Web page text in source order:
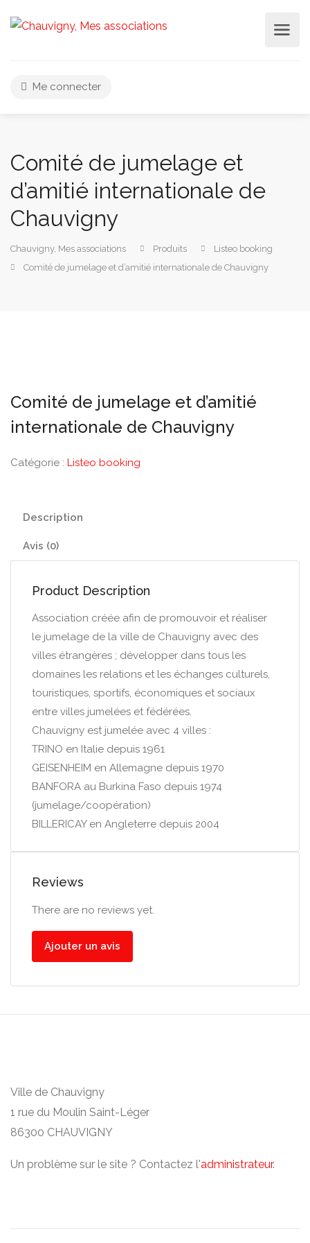
Me connecter
Comité de jumelage et
d’amitié internationale de
Chauvigny
Chauvigny, Mes associations Produits
Listeo booking
Comité de jumelage et d’amitié internationale de Chauvigny
Comité de jumelage et d’amitié
internationale de Chauvigny
Catégorie : Listeo booking
Description
Avis (0)
Product Description
Association créée afin de promouvoir et réaliser
le jumelage de la ville de Chauvigny avec des
villes étrangères ; développer dans tous les
domaines les relations et les échanges culturels,
touristiques, sportifs, économiques et sociaux
entre villes jumelées et fédérées.
Chauvigny est jumelée avec 4 villes :
TRINO en Italie depuis 1961
GEISENHEIM en Allemagne depuis 1970
BANFORA au Burkina Faso depuis 1974
(jumelage/coopération)
BILLERICAY en Angleterre depuis 2004
Reviews
There are no reviews yet.
Ajouter un avis
Ville de Chauvigny
1 rue du Moulin Saint-Léger
86300 CHAUVIGNY
Un problème sur le site ? Contactez l'administrateur.